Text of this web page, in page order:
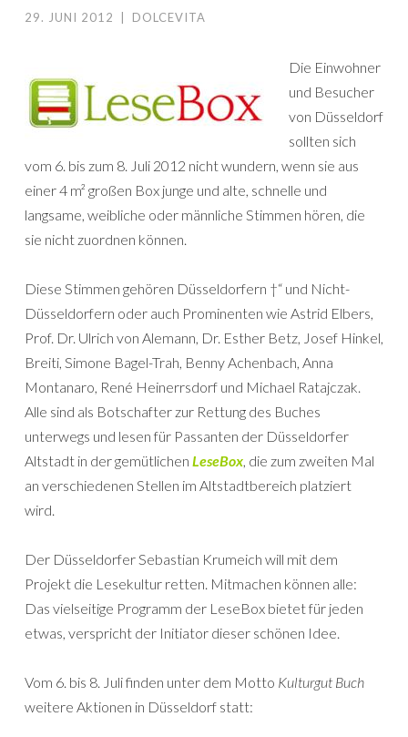
29. JUNI 2012 DOLCEVITA
Die Einwohner
und Besucher
von Düsseldorf
sollten sich
vom 6. bis zum 8. Juli 2012 nicht wundern, wenn sie aus
einer 4 m² großen Box junge und alte, schnelle und
langsame, weibliche oder männliche Stimmen hören, die
sie nicht zuordnen können.
Diese Stimmen gehören Düsseldorfern †“ und Nicht-
Düsseldorfern oder auch Prominenten wie Astrid Elbers,
Prof. Dr. Ulrich von Alemann, Dr. Esther Betz, Josef Hinkel,
Breiti, Simone Bagel-Trah, Benny Achenbach, Anna
Montanaro, René Heinerrsdorf und Michael Ratajczak.
Alle sind als Botschafter zur Rettung des Buches
unterwegs und lesen für Passanten der Düsseldorfer
Altstadt in der gemütlichen LeseBox, die zum zweiten Mal
an verschiedenen Stellen im Altstadtbereich platziert
wird.
Der Düsseldorfer Sebastian Krumeich will mit dem
Projekt die Lesekultur retten. Mitmachen können alle:
Das vielseitige Programm der LeseBox bietet für jeden
etwas, verspricht der Initiator dieser schönen Idee.
Vom 6. bis 8. Juli finden unter dem Motto Kulturgut Buch
weitere Aktionen in Düsseldorf statt: